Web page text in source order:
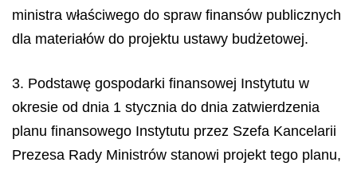
ministra właściwego do spraw finansów publicznych
dla materiałów do projektu ustawy budżetowej.
3. Podstawę gospodarki finansowej Instytutu w
okresie od dnia 1 stycznia do dnia zatwierdzenia
planu finansowego Instytutu przez Szefa Kancelarii
Prezesa Rady Ministrów stanowi projekt tego planu,